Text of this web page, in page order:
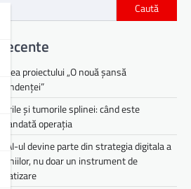
Caută
recente
proiectului „O nouă șansă
și tumorile splinei: când este
operația
ce AI-ul devine parte din strategia digitala a
nu doar un instrument de